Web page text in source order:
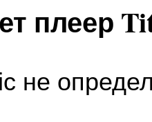
плеер
не